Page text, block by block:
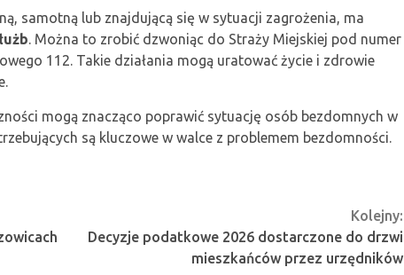
samotną lub znajdującą się w sytuacji zagrożenia, ma
. Można to zrobić dzwoniąc do Straży Miejskiej pod numer
112. Takie działania mogą uratować życie i zdrowie
mogą znacząco poprawić sytuację osób bezdomnych w
są kluczowe w walce z problemem bezdomności.
Kolejny:
Decyzje podatkowe 2026 dostarczone do drzwi
mieszkańców przez urzędników